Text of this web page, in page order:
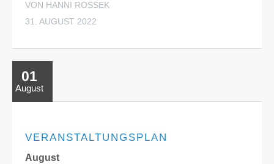
VON HANNI ROSSEK
31. AUGUST 2022
01
August
VERANSTALTUNGSPLAN
August